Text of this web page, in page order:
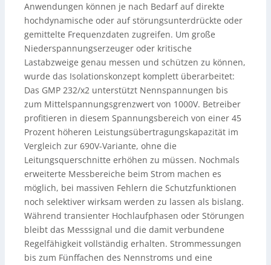
Anwendungen können je nach Bedarf auf direkte
hochdynamische oder auf störungsunterdrückte oder
gemittelte Frequenzdaten zugreifen. Um große
Niederspannungserzeuger oder kritische
Lastabzweige genau messen und schützen zu können,
wurde das Isolationskonzept komplett überarbeitet:
Das GMP 232/x2 unterstützt Nennspannungen bis
zum Mittelspannungsgrenzwert von 1000V. Betreiber
profitieren in diesem Spannungsbereich von einer 45
Prozent höheren Leistungsübertragungskapazität im
Vergleich zur 690V-Variante, ohne die
Leitungsquerschnitte erhöhen zu müssen. Nochmals
erweiterte Messbereiche beim Strom machen es
möglich, bei massiven Fehlern die Schutzfunktionen
noch selektiver wirksam werden zu lassen als bislang.
Während transienter Hochlaufphasen oder Störungen
bleibt das Messsignal und die damit verbundene
Regelfähigkeit vollständig erhalten. Strommessungen
bis zum Fünffachen des Nennstroms und eine